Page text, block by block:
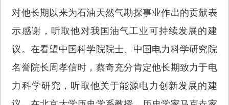
对他长期以来为石油天然气勘探事业作出的贡献表
示感谢，听取他对我国油气工业可持续发展的建
议。在看望中国科学院院士、中国电力科学研究院
名誉院长周孝信时，蔡奇充分肯定他长期致力于电
力科学研究，听取他关于能源电力创新发展的建